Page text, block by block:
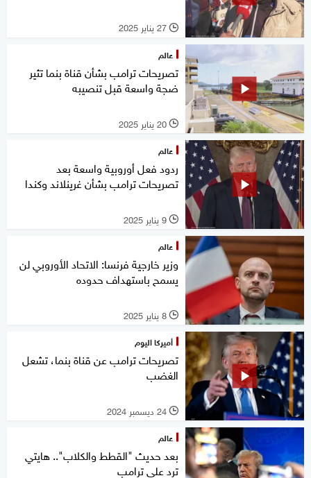
l 27 يناير 2025
عالم
تصريحات ترامب بشأن قناة بنما تثير
ضجة واسعة قبل تنصيبه
l 20 يناير 2025
عالم
ردود فعل أوروبية واسعة بعد
تصريحات ترامب بشأن غرينلاند وكندا
l 9 يناير 2025
عالم
وزير خارجية فرنسا: الاتحاد الأوروبي لن
يسمح باستهداف حدوده
l 8 يناير 2025
أميركا اليوم
تصريحات ترامب عن قناة بنما، تشعل
الغضب
l 24 ديسمبر 2024
عالم
بعد حديث "القطط والكلاب".. هايتي
ترد على ترامب